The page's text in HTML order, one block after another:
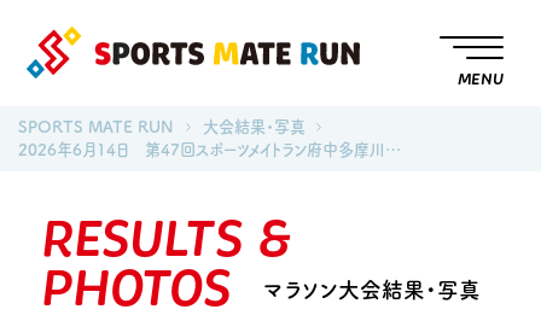
SPORTS MATE RUN
大会結果・写真
2026年6月14日 第47回スポーツメイトラン府中多摩川…
MENU
RESULTS &
PHOTOS マラソン大会結果・写真